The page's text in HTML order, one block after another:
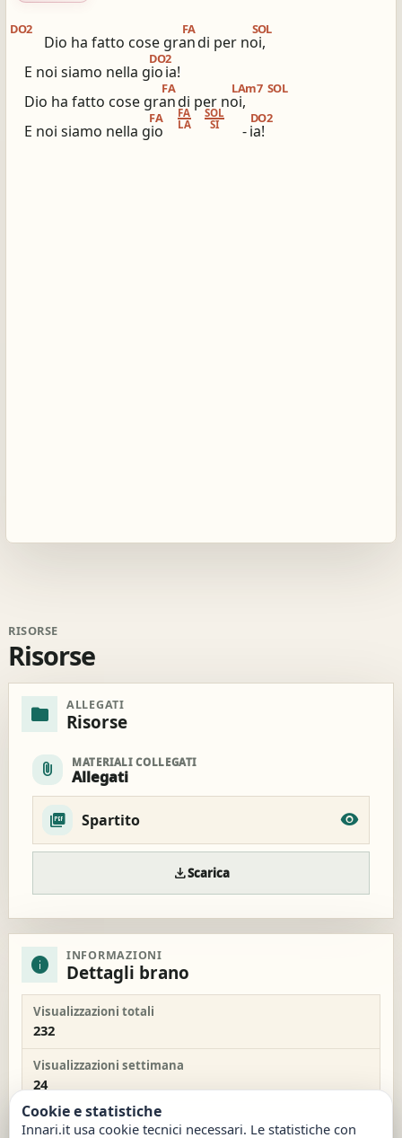
DO2
Dio ha fatto cose gran
FA
di per noi,
SOL
E noi siamo nella gio
DO2
ia!
Dio ha fatto cose gran
FA
di per noi,
LAm7 SOL
E noi siamo nella gio
FA
FA
LA
SOL
SI
-ia!
DO2
RISORSE
Risorse
folder ALLEGATI
Risorse
attach_file MATERIALI COLLEGATI
Allegati
Spartito
downloadScarica
info INFORMAZIONI
Dettagli brano
Visualizzazioni totali
232
Visualizzazioni settimana
24
Data inserimento
Cookie e statistiche
Innari.it usa cookie tecnici necessari. Le statistiche con